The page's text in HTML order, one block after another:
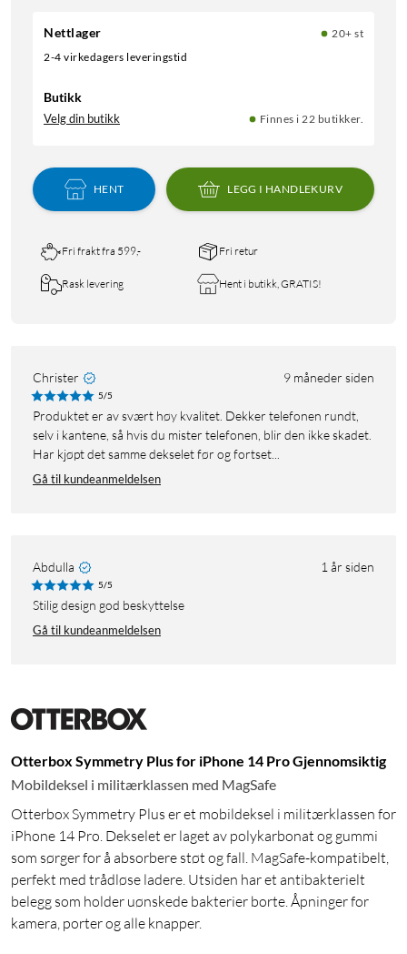
Nettlager
20+ st
2-4 virkedagers leveringstid
Butikk
Velg din butikk Finnes i 22 butikker.
HENT LEGG I HANDLEKURV
Fri frakt fra 599,- Fri retur
Rask levering Hent i butikk, GRATIS!
Christer 9 måneder siden
5/5
Produktet er av svært høy kvalitet. Dekker telefonen rundt,
selv i kantene, så hvis du mister telefonen, blir den ikke skadet.
Har kjøpt det samme dekselet før og fortset...
Gå til kundeanmeldelsen
Abdulla 1 år siden
5/5
Stilig design god beskyttelse
Gå til kundeanmeldelsen
Otterbox Symmetry Plus for iPhone 14 Pro Gjennomsiktig
Mobildeksel i militærklassen med MagSafe
Otterbox Symmetry Plus er et mobildeksel i militærklassen for
iPhone 14 Pro. Dekselet er laget av polykarbonat og gummi
som sørger for å absorbere støt og fall. MagSafe-kompatibelt,
perfekt med trådløse ladere. Utsiden har et antibakterielt
belegg som holder uønskede bakterier borte. Åpninger for
kamera, porter og alle knapper.